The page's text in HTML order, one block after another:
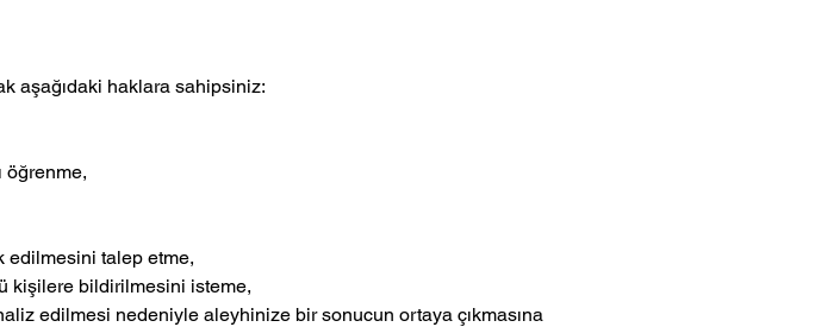
aşağıdaki haklara sahipsiniz:
öğrenme,
edilmesini talep etme,
kişilere bildirilmesini isteme,
edilmesi nedeniyle aleyhinize bir sonucun ortaya çıkmasına